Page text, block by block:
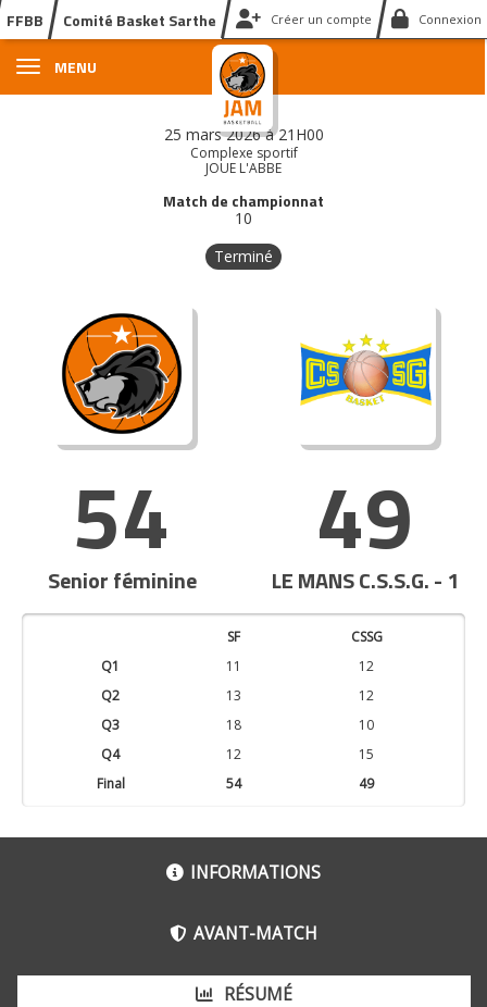
FFBB Comité Basket Sarthe Créer un compte Connexion
MENU
25 mars 2026 à 21H00
Complexe sportif
JOUE L'ABBE
Match de championnat
10
Terminé
54 49
Senior féminine LE MANS C.S.S.G. - 1
SF
CSSG
Q1
11
12
Q2
13
12
Q3
18
10
Q4
12
15
Final
54 49
INFORMATIONS
AVANT-MATCH
RÉSUMÉ
Panneau de gestion des cookies